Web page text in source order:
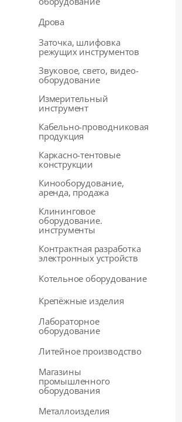
Дрова
Заточка, шлифовка
режущих инструментов
Звуковое, свето, видео-
оборудование
Измерительный
инструмент
Кабельно-проводниковая
продукция
Каркасно-тентовые
конструкции
Кинооборудование,
аренда, продажа
Клининговое
оборудование.
инструменты
Контрактная разработка
электронных устройств
Котельное оборудование
Крепёжные изделия
Лабораторное
оборудование
Литейное производство
Магазины
промышленного
оборудования
Металлоизделия